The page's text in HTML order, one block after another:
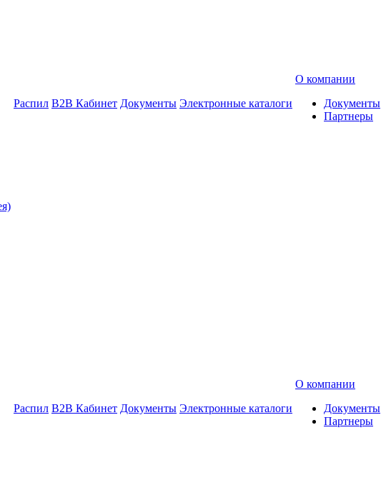
Распил B2B Кабинет Документы Электронные каталоги
О компании
Документы
Партнеры
Распил B2B Кабинет Документы Электронные каталоги
О компании
Документы
Партнеры